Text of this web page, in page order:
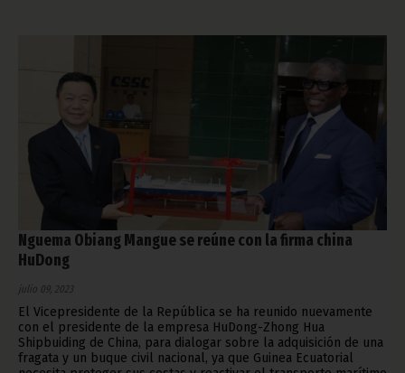
Nguema Obiang Mangue se reúne con la firma china
HuDong
julio 09, 2023
El Vicepresidente de la República se ha reunido nuevamente
con el presidente de la empresa HuDong-Zhong Hua
Shipbuiding de China, para dialogar sobre la adquisición de una
fragata y un buque civil nacional, ya que Guinea Ecuatorial